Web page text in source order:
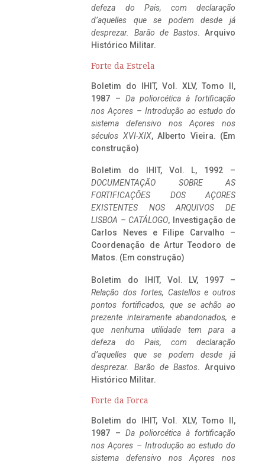
defeza do Pais, com declaração
d’aquelles que se podem desde já
desprezar. Barão de Bastos. Arquivo
Histórico Militar.
Forte da Estrela
Boletim do IHIT, Vol. XLV, Tomo II,
1987 – Da poliorcética à fortificação
nos Açores – Introdução ao estudo do
sistema defensivo nos Açores nos
séculos XVI-XIX, Alberto Vieira. (Em
construção)
Boletim do IHIT, Vol. L, 1992 –
DOCUMENTAÇÃO SOBRE AS
FORTIFICAÇÕES DOS AÇORES
EXISTENTES NOS ARQUIVOS DE
LISBOA – CATÁLOGO, Investigação de
Carlos Neves e Filipe Carvalho –
Coordenação de Artur Teodoro de
Matos. (Em construção)
Boletim do IHIT, Vol. LV, 1997 –
Relação dos fortes, Castellos e outros
pontos fortificados, que se achão ao
prezente inteiramente abandonados, e
que nenhuma utilidade tem para a
defeza do Pais, com declaração
d’aquelles que se podem desde já
desprezar. Barão de Bastos. Arquivo
Histórico Militar.
Forte da Forca
Boletim do IHIT, Vol. XLV, Tomo II,
1987 – Da poliorcética à fortificação
nos Açores – Introdução ao estudo do
sistema defensivo nos Açores nos